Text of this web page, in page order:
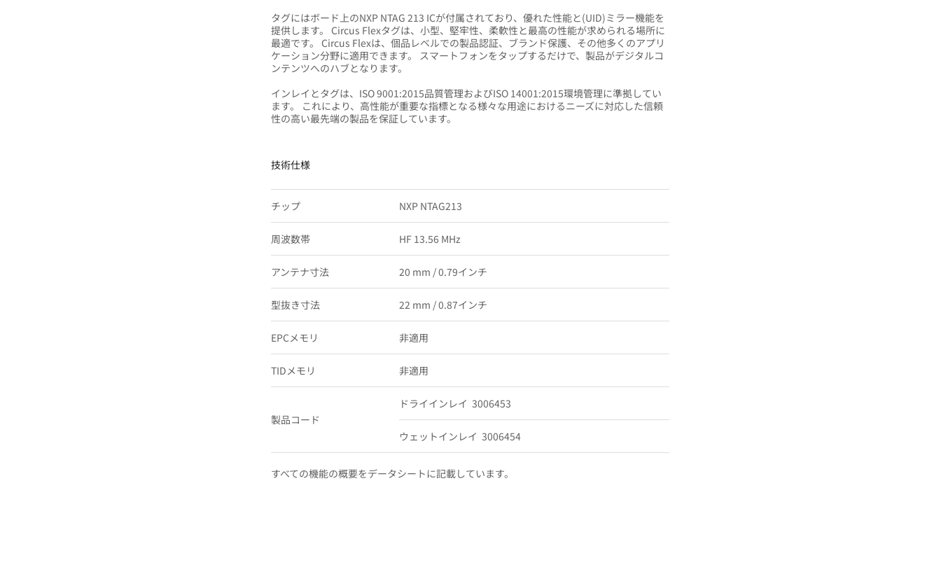
タグにはボード上のNXP NTAG 213 ICが付属されており、優れた性能と(UID)ミラー機能を
提供します。 Circus Flexタグは、小型、堅牢性、柔軟性と最高の性能が求められる場所に
最適です。 Circus Flexは、個品レベルでの製品認証、ブランド保護、その他多くのアプリ
ケーション分野に適用できます。 スマートフォンをタップするだけで、製品がデジタルコ
ンテンツへのハブとなります。
インレイとタグは、ISO 9001:2015品質管理およびISO 14001:2015環境管理に準拠してい
ます。 これにより、高性能が重要な指標となる様々な用途におけるニーズに対応した信頼
性の高い最先端の製品を保証しています。
技術仕様
チップ NXP NTAG213
周波数帯 HF 13.56 MHz
アンテナ寸法 20 mm / 0.79インチ
型抜き寸法 22 mm / 0.87インチ
EPCメモリ 非適用
TIDメモリ 非適用
製品コード
ドライインレイ 3006453
ウェットインレイ 3006454
すべての機能の概要をデータシートに記載しています。